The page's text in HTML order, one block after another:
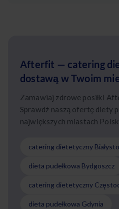
Afterfit — catering
dostawą w Twoim
Zamawiaj zdrowe posiłki
Sprawdź naszą ofertę diety
największych miastach
catering dietetyczny
dieta pudełkowa Bydgoszcz
catering dietetyczny
dieta pudełkowa Gdynia